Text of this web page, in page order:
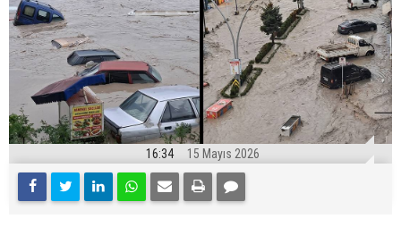
16:34 15 Mayıs 2026